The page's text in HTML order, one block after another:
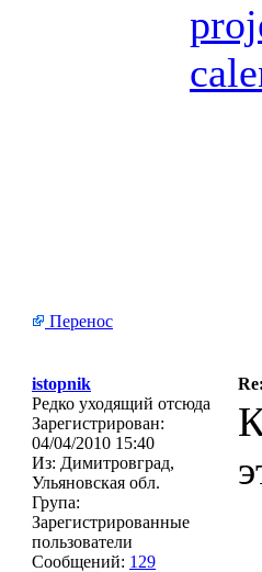
Перенос
istopnik
Редко уходящий отсюда
Зарегистрирован:
04/04/2010 15:40
Из: Димитровград,
Ульяновская обл.
Група:
Зарегистрированные
пользователи
Сообщений: 129